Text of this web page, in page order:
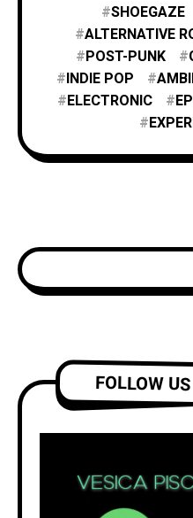
SHOEGAZE
ALTERNATIVE
POST-PUNK
INDIE POP
ELECTRONIC
EP